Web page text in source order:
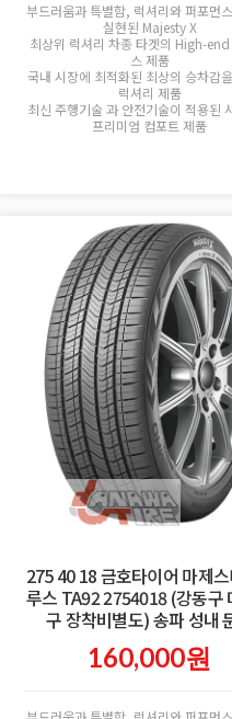
부드러움과 특별함, 럭셔리와 퍼포먼
실현된 Majesty X
최상위 럭셔리 차종 타겟의 High-end
스 제품
국내 시장에 최적화된 최상의 승차감
럭셔리 제품
최신 주행기술 과 안전기술이 적용된
프리미엄 컴포트 제품
275 40 18 금호타이어 마제
루스 TA92 2754018 (강동구
구 장착비별도) 송파 성내
160,000원